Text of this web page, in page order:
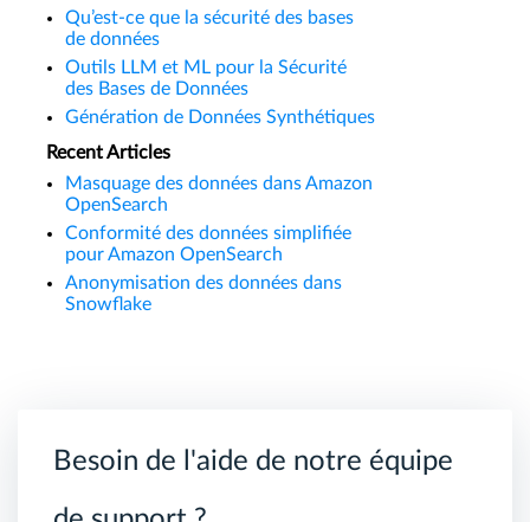
Qu’est-ce que la sécurité des bases
de données
Outils LLM et ML pour la Sécurité
des Bases de Données
Génération de Données Synthétiques
Recent Articles
Masquage des données dans Amazon
OpenSearch
Conformité des données simplifiée
pour Amazon OpenSearch
Anonymisation des données dans
Snowflake
Besoin de l'aide de notre équipe